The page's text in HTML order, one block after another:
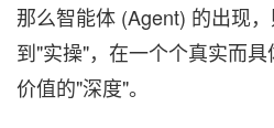
那么智能体 (Agent) 的出现
到"实操"，在一个个真实而
价值的"深度"。